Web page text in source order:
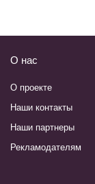
О нас
О проекте
Наши контакты
Наши партнеры
Рекламодателям